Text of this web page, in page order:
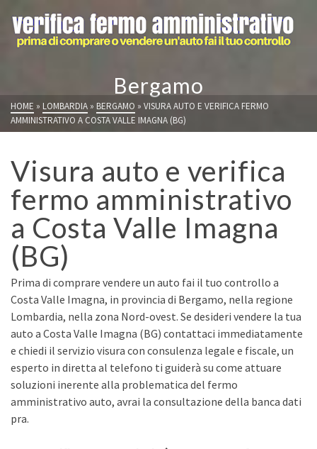
Bergamo
HOME » LOMBARDIA » BERGAMO » VISURA AUTO E VERIFICA FERMO
AMMINISTRATIVO A COSTA VALLE IMAGNA (BG)
Visura auto e verifica
fermo amministrativo
a Costa Valle Imagna
(BG)
Prima di comprare vendere un auto fai il tuo controllo a
Costa Valle Imagna, in provincia di Bergamo, nella regione
Lombardia, nella zona Nord-ovest. Se desideri vendere la tua
auto a Costa Valle Imagna (BG) contattaci immediatamente
e chiedi il servizio visura con consulenza legale e fiscale, un
esperto in diretta al telefono ti guiderà su come attuare
soluzioni inerente alla problematica del fermo
amministrativo auto, avrai la consultazione della banca dati
pra.